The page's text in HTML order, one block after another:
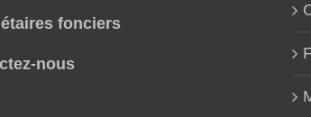
fonciers
nous